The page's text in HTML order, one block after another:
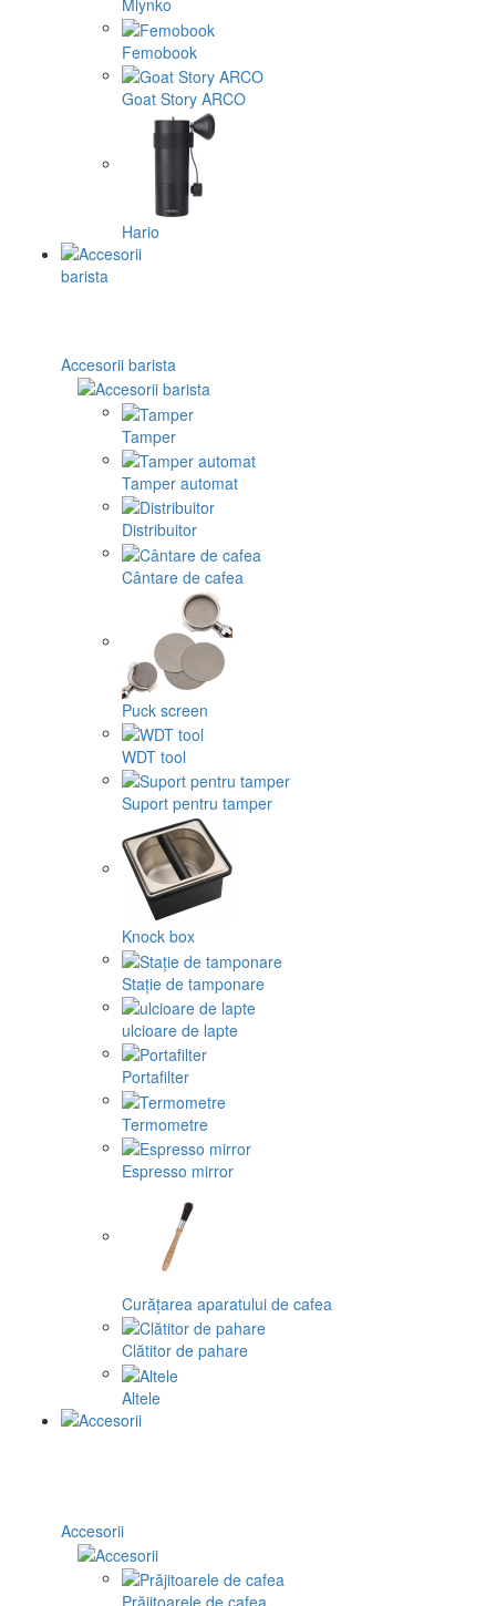
Mlynko
Femobook
Goat Story ARCO
Hario
Accesorii barista
Tamper
Tamper automat
Distribuitor
Cântare de cafea
Puck screen
WDT tool
Suport pentru tamper
Knock box
Stație de tamponare
ulcioare de lapte
Portafilter
Termometre
Espresso mirror
Curățarea aparatului de cafea
Clătitor de pahare
Altele
Accesorii